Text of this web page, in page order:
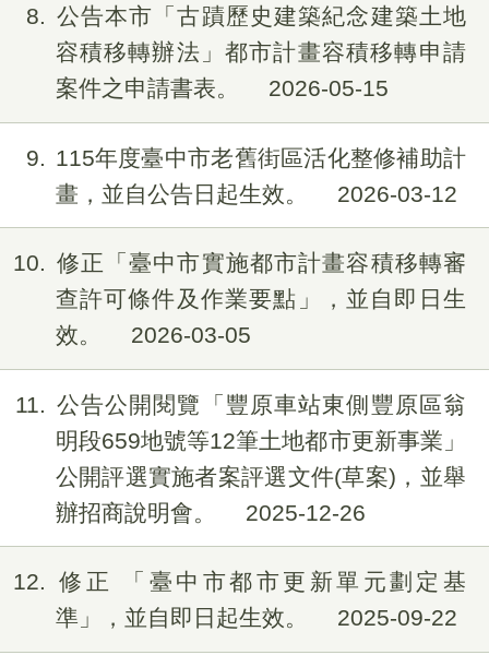
8
公告本市「古蹟歷史建築紀念建築土地
容積移轉辦法」都市計畫容積移轉申請
案件之申請書表。
2026-05-15
9
115年度臺中市老舊街區活化整修補助計
畫，並自公告日起生效。
2026-03-12
10
修正「臺中市實施都市計畫容積移轉審
查許可條件及作業要點」，並自即日生
效。
2026-03-05
11
公告公開閱覽「豐原車站東側豐原區翁
明段659地號等12筆土地都市更新事業」
公開評選實施者案評選文件(草案)，並舉
辦招商說明會。
2025-12-26
12
修正 「臺中市都市更新單元劃定基
準」，並自即日起生效。
2025-09-22